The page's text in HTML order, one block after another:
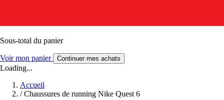
Sous-total du panier
Voir mon panier Continuer mes achats
Loading...
Accueil
/ Chaussures de running Nike Quest 6